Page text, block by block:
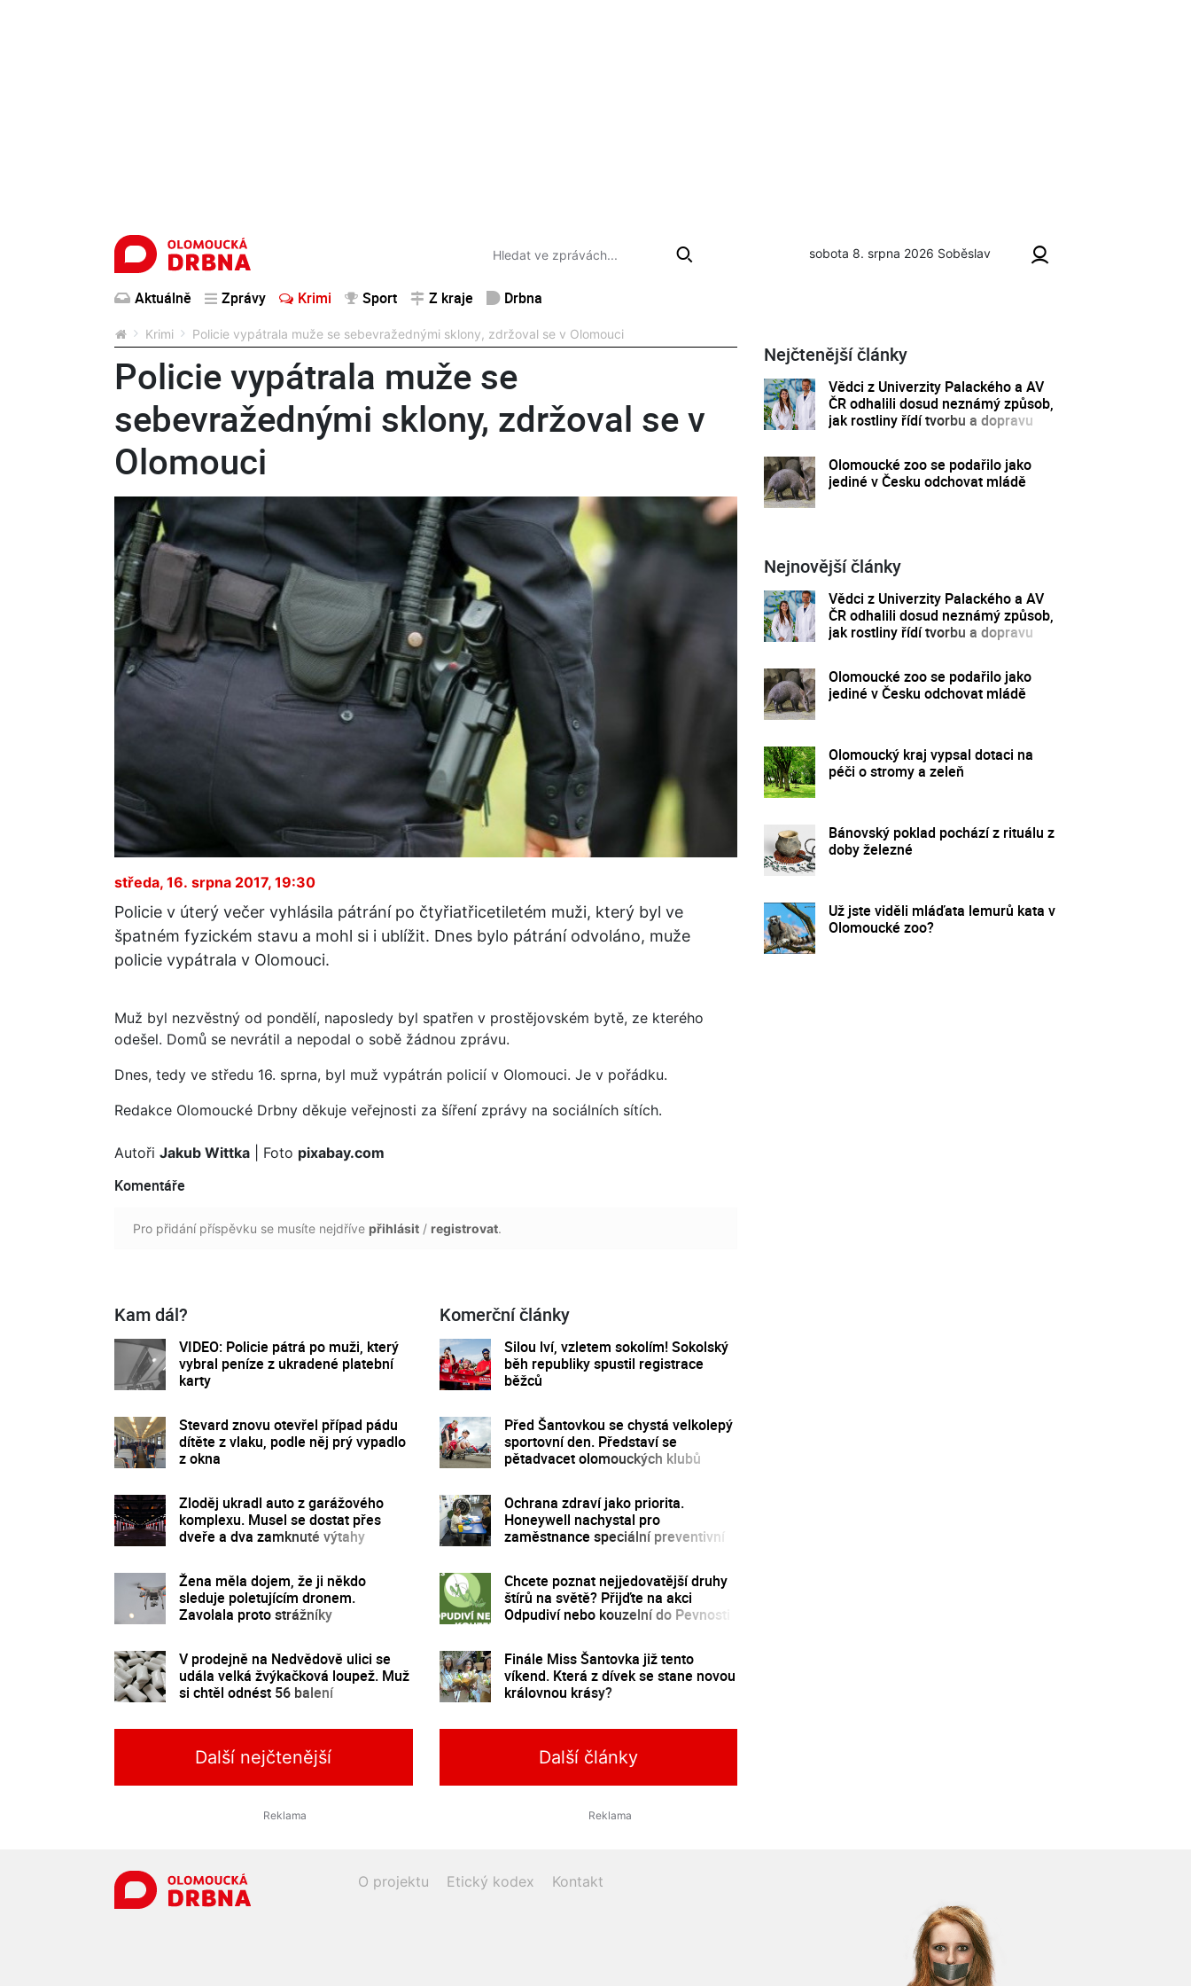
sobota 8. srpna 2026 Soběslav
Aktuálně Zprávy Krimi Sport Z kraje Drbna
Krimi Policie vypátrala muže se sebevražednými sklony, zdržoval se v Olomouci
Policie vypátrala muže se
sebevražednými sklony, zdržoval se v
Olomouci
středa, 16. srpna 2017, 19:30
Policie v úterý večer vyhlásila pátrání po čtyřiatřicetiletém muži, který byl ve
špatném fyzickém stavu a mohl si i ublížit. Dnes bylo pátrání odvoláno, muže
policie vypátrala v Olomouci.
Muž byl nezvěstný od pondělí, naposledy byl spatřen v prostějovském bytě, ze kterého
odešel. Domů se nevrátil a nepodal o sobě žádnou zprávu.
Dnes, tedy ve středu 16. sprna, byl muž vypátrán policií v Olomouci. Je v pořádku.
Redakce Olomoucké Drbny děkuje veřejnosti za šíření zprávy na sociálních sítích.
Autoři Jakub Wittka | Foto pixabay.com
Komentáře
Pro přidání příspěvku se musíte nejdříve přihlásit / registrovat.
Kam dál?
VIDEO: Policie pátrá po muži, který
vybral peníze z ukradené platební
karty
Stevard znovu otevřel případ pádu
dítěte z vlaku, podle něj prý vypadlo
z okna
Zloděj ukradl auto z garážového
komplexu. Musel se dostat přes
dveře a dva zamknuté výtahy
Žena měla dojem, že ji někdo
sleduje poletujícím dronem.
Zavolala proto strážníky
V prodejně na Nedvědově ulici se
udála velká žvýkačková loupež. Muž
si chtěl odnést 56 balení
Komerční články
Silou lví, vzletem sokolím! Sokolský
běh republiky spustil registrace
běžců
Před Šantovkou se chystá velkolepý
sportovní den. Představí se
pětadvacet olomouckých klubů
Ochrana zdraví jako priorita.
Honeywell nachystal pro
zaměstnance speciální preventivní
Chcete poznat nejjedovatější druhy
štírů na světě? Přijďte na akci
Odpudiví nebo kouzelní do Pevnosti
Finále Miss Šantovka již tento
víkend. Která z dívek se stane novou
královnou krásy?
Další nejčtenější Další články
Nejčtenější články
Vědci z Univerzity Palackého a AV
ČR odhalili dosud neznámý způsob,
jak rostliny řídí tvorbu a dopravu
Olomoucké zoo se podařilo jako
jediné v Česku odchovat mládě
Nejnovější články
Vědci z Univerzity Palackého a AV
ČR odhalili dosud neznámý způsob,
jak rostliny řídí tvorbu a dopravu
Olomoucké zoo se podařilo jako
jediné v Česku odchovat mládě
Olomoucký kraj vypsal dotaci na
péči o stromy a zeleň
Bánovský poklad pochází z rituálu z
doby železné
Už jste viděli mláďata lemurů kata v
Olomoucké zoo?
O projektu Etický kodex Kontakt